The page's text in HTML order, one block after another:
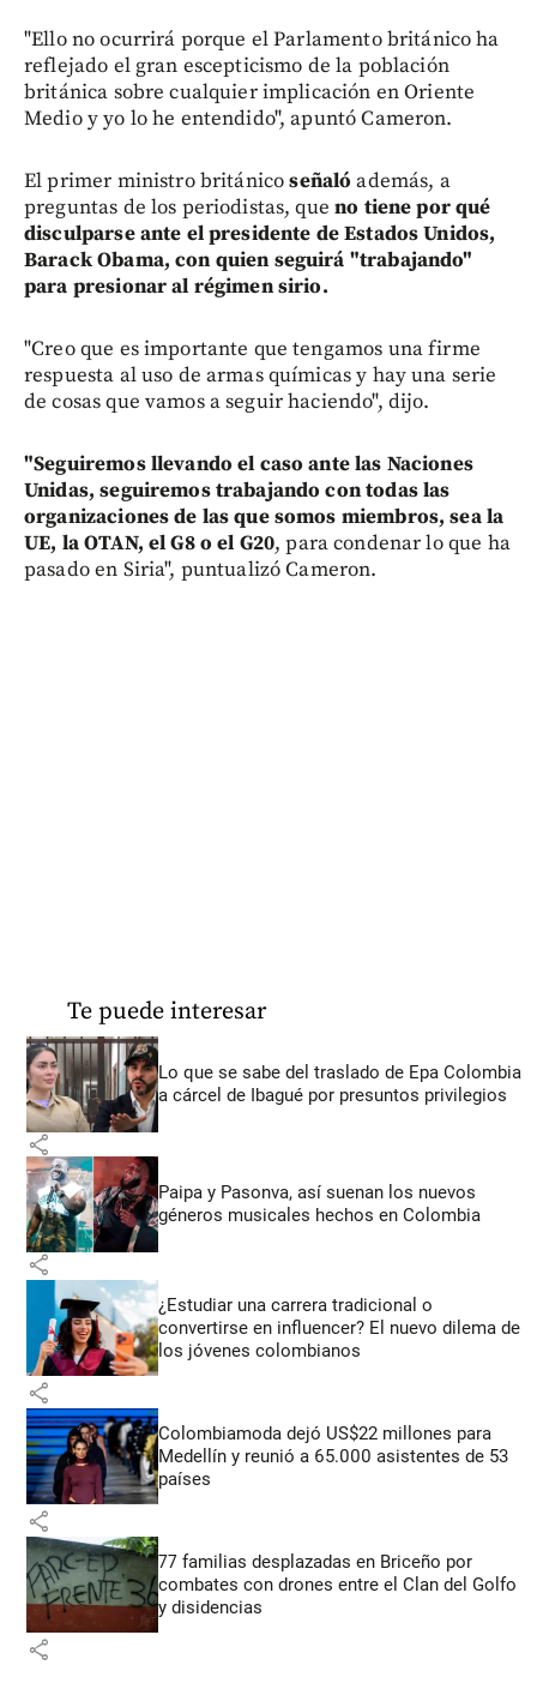
"Ello no ocurrirá porque el Parlamento británico ha
reflejado el gran escepticismo de la población
británica sobre cualquier implicación en Oriente
Medio y yo lo he entendido", apuntó Cameron.
El primer ministro británicoseñaló además, a
preguntas de los periodistas, queno tiene por qué
disculparse ante el presidente de Estados Unidos,
Barack Obama, con quien seguirá "trabajando"
para presionar al régimen sirio.
"Creo que es importante que tengamos una firme
respuesta al uso de armas químicas y hay una serie
de cosas que vamos a seguir haciendo", dijo.
"Seguiremos llevando el caso ante las Naciones
Unidas, seguiremos trabajando con todas las
organizaciones de las que somos miembros, sea la
UE, la OTAN, el G8 o el G20, para condenar lo que ha
pasado en Siria", puntualizó Cameron.
Te puede interesar
Lo que se sabe del traslado de Epa Colombia
a cárcel de Ibagué por presuntos privilegios
share
Paipa y Pasonva, así suenan los nuevos
géneros musicales hechos en Colombia
share
¿Estudiar una carrera tradicional o
convertirse en influencer? El nuevo dilema de
los jóvenes colombianos
share
Colombiamoda dejó US$22 millones para
Medellín y reunió a 65.000 asistentes de 53
países
share
77 familias desplazadas en Briceño por
combates con drones entre el Clan del Golfo
y disidencias
share